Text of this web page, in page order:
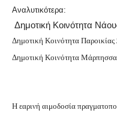
Αναλυτικότερα:
Δημοτική Κοινότητα
Δημοτική Κοινότητα
Δημοτική Κοινότητα
Η εαρινή αιμοδοσία